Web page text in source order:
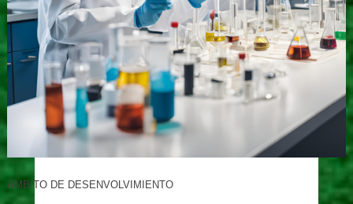
ÁMBITO DE DESENVOLVIMIENTO